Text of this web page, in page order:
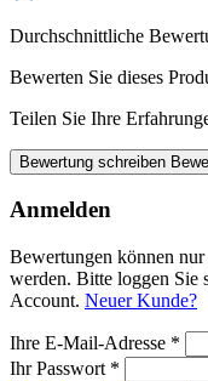
Durchschnittliche
Bewerten Sie dieses
Teilen Sie Ihre
Bewertung schreiben
Anmelden
Bewertungen können nur
werden. Bitte loggen Sie
Account. Neuer Kunde?
Ihre E-Mail-Adresse *
Ihr Passwort *